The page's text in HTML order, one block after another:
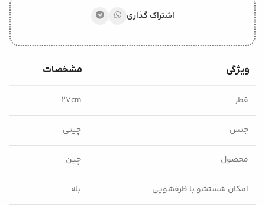
اشتراک گذاری
ویژگی مشخصات
قطر ۲۷cm
جنس چینی
محصول چین
امکان شستشو با ظرفشویی بله